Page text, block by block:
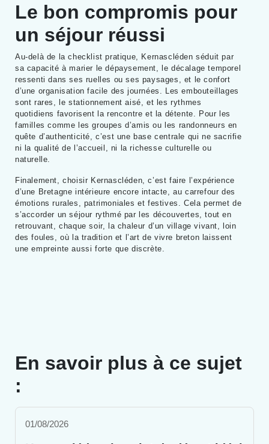
Le bon compromis pour
un séjour réussi
Au-delà de la checklist pratique, Kernascléden séduit par
sa capacité à marier le dépaysement, le décalage temporel
ressenti dans ses ruelles ou ses paysages, et le confort
d’une organisation facile des journées. Les embouteillages
sont rares, le stationnement aisé, et les rythmes
quotidiens favorisent la rencontre et la détente. Pour les
familles comme les groupes d’amis ou les randonneurs en
quête d’authenticité, c’est une base centrale qui ne sacrifie
ni la qualité de l’accueil, ni la richesse culturelle ou
naturelle.
Finalement, choisir Kernascléden, c’est faire l’expérience
d’une Bretagne intérieure encore intacte, au carrefour des
émotions rurales, patrimoniales et festives. Cela permet de
s’accorder un séjour rythmé par les découvertes, tout en
retrouvant, chaque soir, la chaleur d’un village vivant, loin
des foules, où la tradition et l’art de vivre breton laissent
une empreinte aussi forte que discrète.
En savoir plus à ce sujet
:
01/08/2026